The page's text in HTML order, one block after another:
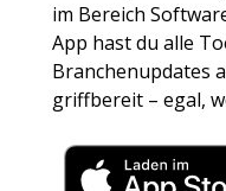
im Bereich
App hast du alle
Branchenupdates
griffbereit – egal,